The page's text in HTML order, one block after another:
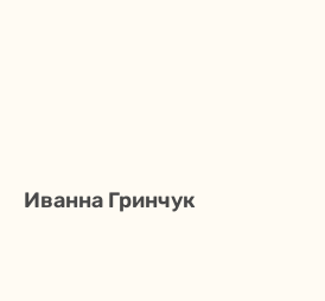
Иванна Гринчук